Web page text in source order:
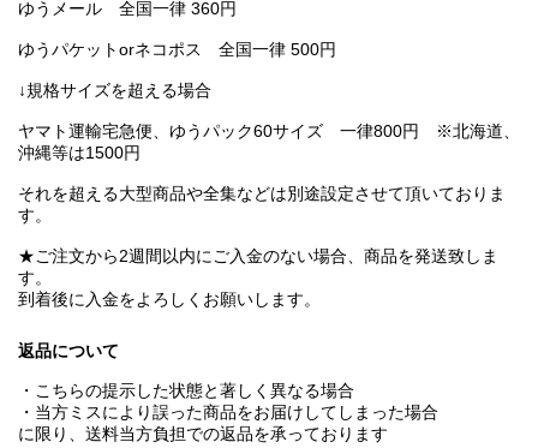
ゆうメール 全国一律 360円
ゆうパケットorネコポス 全国一律 500円
↓規格サイズを超える場合
ヤマト運輸宅急便、ゆうパック60サイズ 一律800円 ※北海道、
沖縄等は1500円
それを超える大型商品や全集などは別途設定させて頂いておりま
す。
★ご注文から2週間以内にご入金のない場合、商品を発送致しま
す。
到着後に入金をよろしくお願いします。
返品について
・こちらの提示した状態と著しく異なる場合
・当方ミスにより誤った商品をお届けしてしまった場合
に限り、送料当方負担での返品を承っております